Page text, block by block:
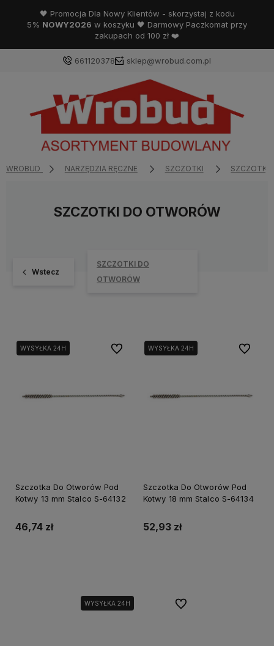
🖤 Promocja Dla Nowy Klientów - skorzystaj z kodu
5% NOWY2026 w koszyku 🖤 Darmowy Paczkomat przy
zakupach od 100 zł ❤️
661120378 sklep@wrobud.com.pl
WROBUD NARZĘDZIA RĘCZNE SZCZOTKI SZCZOTKI
SZCZOTKI DO OTWORÓW
Wstecz
SZCZOTKI DO
OTWORÓW
WYSYŁKA 24H
Szczotka Do Otworów Pod
Kotwy 13 mm Stalco S-64132
46,74 zł
Do ulubionychWYSYŁKA 24H
Szczotka Do Otworów Pod
Kotwy 18 mm Stalco S-64134
52,93 zł
Do
WYSYŁKA 24H Do ulubionych